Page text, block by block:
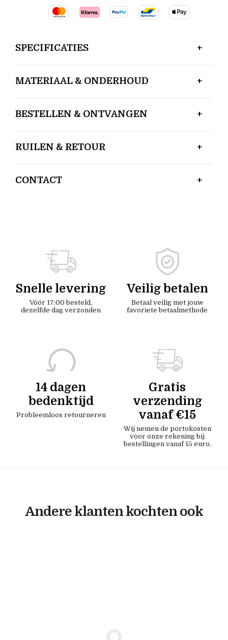
SPECIFICATIES
MATERIAAL & ONDERHOUD
BESTELLEN & ONTVANGEN
RUILEN & RETOUR
CONTACT
Snelle levering
Vóór 17:00 besteld,
dezelfde dag verzonden
Veilig betalen
Betaal veilig met jouw
favoriete betaalmethode
14 dagen
bedenktijd
Probleemloos retourneren
Gratis
verzending
vanaf €15
Wij nemen de portokosten
voor onze rekening bij
bestellingen vanaf 15 euro.
Andere klanten kochten ook